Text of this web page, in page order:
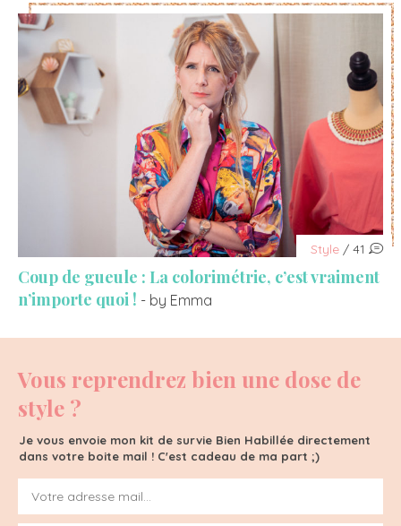
Style / 41
Coup de gueule : La colorimétrie, c’est vraiment
n’importe quoi ! - by Emma
Vous reprendrez bien une dose de
style ?
Je vous envoie mon kit de survie Bien Habillée directement
dans votre boite mail ! C'est cadeau de ma part ;)